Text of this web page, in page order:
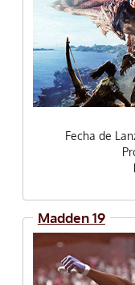
Fecha de
Madden 19